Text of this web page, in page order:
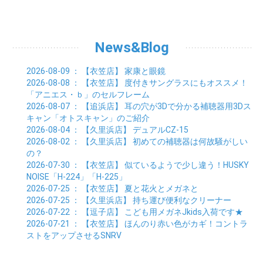
01月 (7)
02月 (6)
01月 (9)
03月 (7)
02月 (6)
01月 (9)
06月 (5)
News&Blog
2026-08-09 ： 【衣笠店】 家康と眼鏡
2026-08-08 ： 【衣笠店】
度付きサングラスにもオススメ！
「アニエス・ｂ」のセルフレーム
2026-08-07 ： 【追浜店】 耳の穴が3Dで分かる補聴器用3Dス
キャン「オトスキャン」のご紹介
2026-08-04 ： 【久里浜店】 デュアルCZ-15
2026-08-02 ： 【久里浜店】 初めての補聴器は何故騒がしい
の？
2026-07-30 ： 【衣笠店】 似ているようで少し違う！HUSKY
NOISE「H-224」「H-225」
2026-07-25 ： 【衣笠店】 夏と花火とメガネと
2026-07-25 ： 【久里浜店】 持ち運び便利なクリーナー
2026-07-22 ： 【逗子店】
こども用メガネJkids入荷です★
2026-07-21
： 【衣笠店】 ほんのり赤い色がカギ！コントラ
ストをアップさせるSNRV